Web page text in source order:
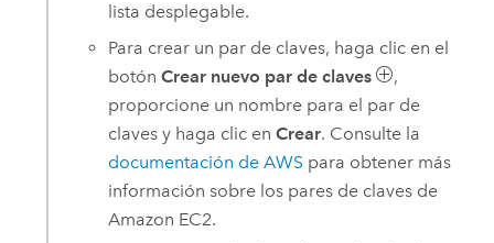
lista desplegable.
Para crear un par de claves, haga clic en el
botónCrear nuevo par de claves
,
proporcione un nombre para el par de
claves y haga clic enCrear. Consulte la
documentación deAWS para obtener más
información sobre los pares de claves de
Amazon EC2.